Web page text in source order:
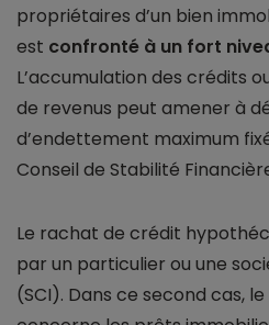
propriétaires d’un bien
est confronté à un fort
L’accumulation des crédits
de revenus peut amener à
d’endettement maximum
Conseil de Stabilité
Le rachat de crédit
par un particulier ou une
(SCI). Dans ce second cas,